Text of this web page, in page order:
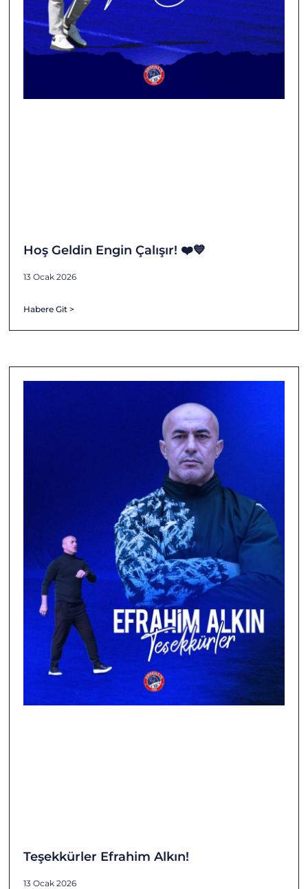
Hoş Geldin Engin Çalışır! ❤️💙
13 Ocak 2026
Habere Git >
Teşekkürler Efrahim Alkın!
13 Ocak 2026